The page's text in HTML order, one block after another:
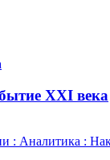
XXI века